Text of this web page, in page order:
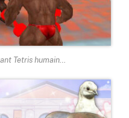
Tetris humain…